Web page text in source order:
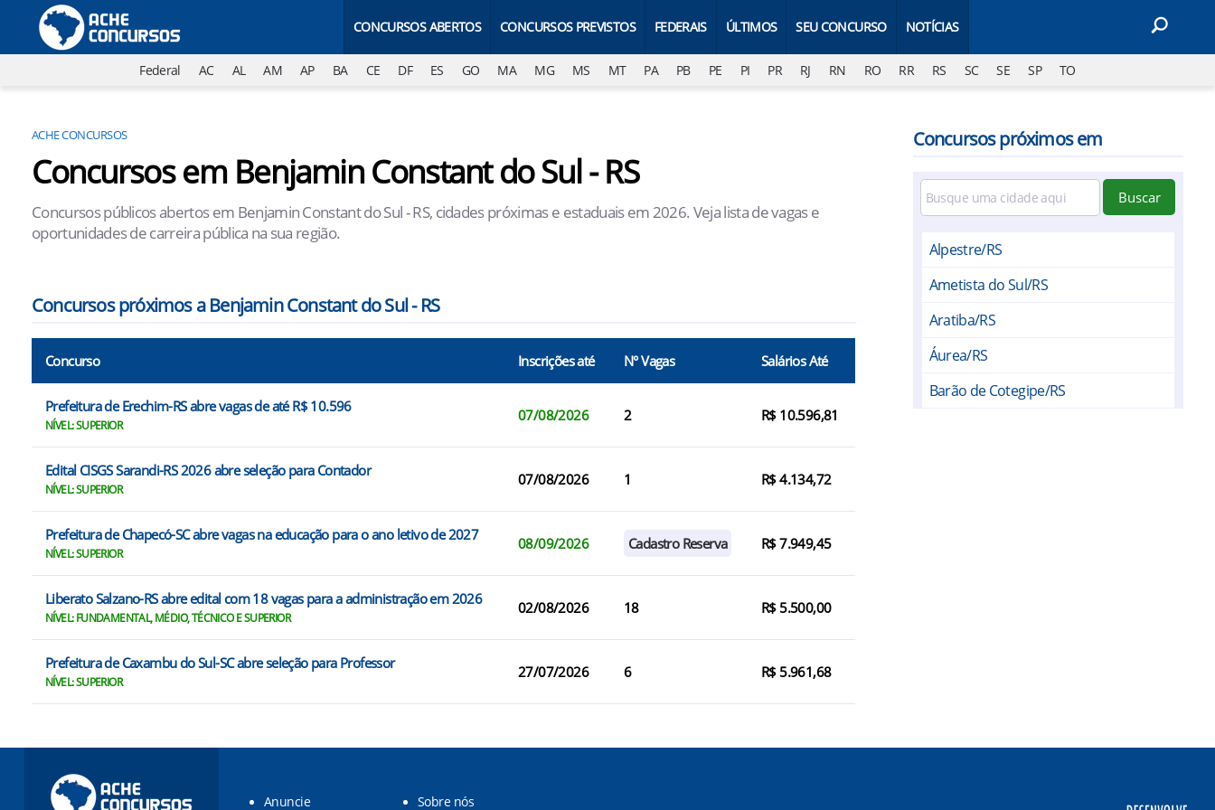
CONCURSOS ABERTOS CONCURSOS PREVISTOS FEDERAIS ÚLTIMOS SEU CONCURSO NOTÍCIAS
Federal AC AL AM AP BA CE DF ES GO MA MG MS MT PA PB PE PI PR RJ RN RO RR RS SC SE SP TO
ACHE CONCURSOS
Concursos em Benjamin Constant do Sul - RS
Concursos públicos abertos em Benjamin Constant do Sul - RS, cidades próximas e estaduais em 2026. Veja lista de vagas e
oportunidades de carreira pública na sua região.
Concursos próximos a Benjamin Constant do Sul - RS
Concurso Inscrições até N° Vagas Salários Até
Prefeitura de Erechim-RS abre vagas de até R$ 10.596
NÍVEL: SUPERIOR
07/08/2026 2 R$ 10.596,81
Edital CISGS Sarandi-RS 2026 abre seleção para Contador
NÍVEL: SUPERIOR
07/08/2026 1 R$ 4.134,72
Prefeitura de Chapecó-SC abre vagas na educação para o ano letivo de 2027
NÍVEL: SUPERIOR
08/09/2026 Cadastro Reserva R$ 7.949,45
Liberato Salzano-RS abre edital com 18 vagas para a administração em 2026
NÍVEL: FUNDAMENTAL, MÉDIO, TÉCNICO E SUPERIOR
02/08/2026 18 R$ 5.500,00
Prefeitura de Caxambu do Sul-SC abre seleção para Professor
NÍVEL: SUPERIOR
27/07/2026 6 R$ 5.961,68
Concursos próximos em
Buscar
Alpestre/RS
Ametista do Sul/RS
Aratiba/RS
Áurea/RS
Barão de Cotegipe/RS
Erval Grande/RS
Anuncie Sobre nós